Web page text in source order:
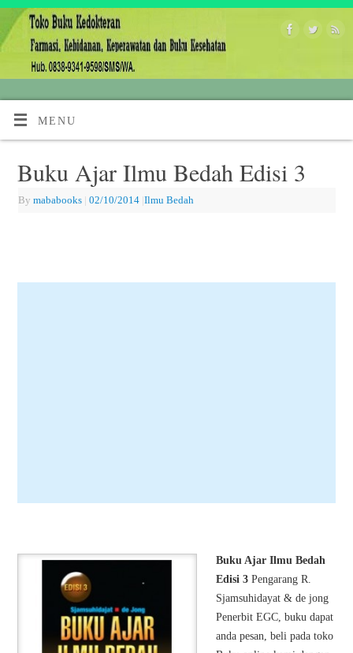
MENU
Buku Ajar Ilmu Bedah Edisi 3
By mababooks | 02/10/2014 |Ilmu Bedah
Buku Ajar Ilmu Bedah
Edisi 3Pengarang R.
Sjamsuhidayat & de jong
Penerbit EGC, buku dapat
anda pesan, beli pada toko